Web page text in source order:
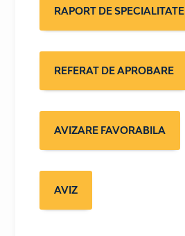
RAPORT DE SPECIALITATE
REFERAT DE APROBARE
AVIZARE FAVORABILA
AVIZ